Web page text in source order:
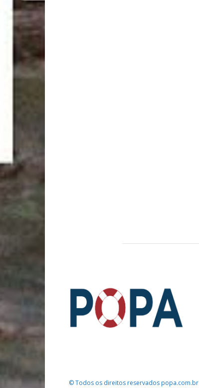
© Todos os direitos reservados popa.com.br